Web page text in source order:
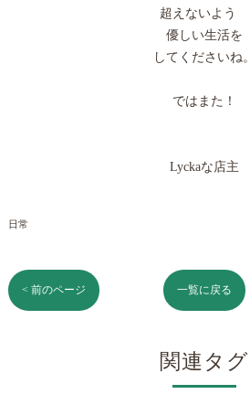
超えないよう
優しい生活を
してくださいね。
ではまた！
Lyckaな店主
日常
< 前のページ 一覧に戻る
関連タグ